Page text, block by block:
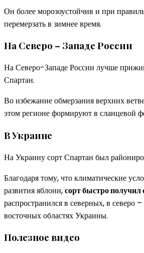
Он более морозоустойчив и при
перемерзать в зимнее время.
На Северо – Западе России
На Северо-Западе России лучше
Спартан.
Во избежание обмерзания верхних
этом регионе формируют в сланцевой
В Украине
На Украину сорт Спартан был
Благодаря тому, что климатические
развития яблони,сорт быстро
распространился в северных, в северо
восточных областях Украины.
Полезное видео